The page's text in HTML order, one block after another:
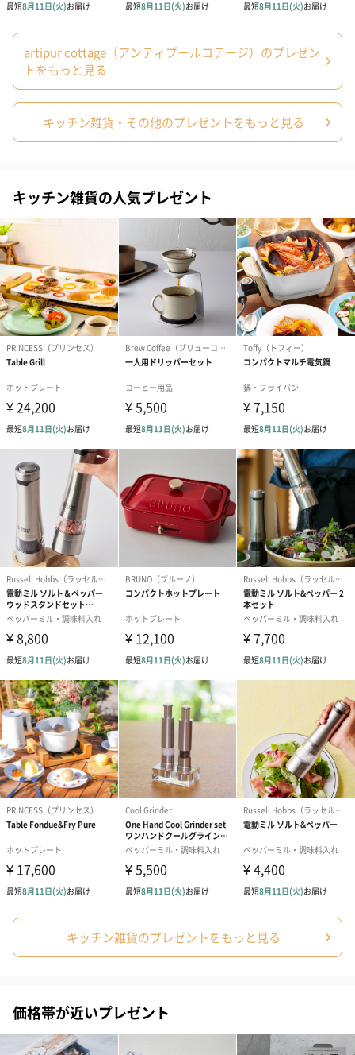
自然のお花で作ったドライフラワー・プリザーブドフラワーを同
一部花材が写真と異なる場合がございます。予めご了承くださ
い。パッケージに入れてお届けします。
プリザーブドフラワー
ブーケ（ピンク）
（2,580円）
プリザーブドフラワー
ブーケ（ブルー）
（2,580円）
アミュレット
ク）（1,500円
ぬいぐるみ
愛らしいぬいぐるみを同梱してお届けします。
誕生日・記念日・出産祝いなどのシーンにおすすめです。
フラワーテディベア
（2,390円）
テディベア（バニラ）
（1,760円）
テディベア（
ル）（1,760円
紅茶・コーヒー・スイーツ
への＋αにおすすめです。
アールグレイ（HAPPY
BIRTHDAY TO YOU）
アールグレイティー
（660円）
フルーツティ
円）
スイーツを同梱してお届けいたします。ギフトへの＋αにおすすめ
artipur cottage（アンティプールコテージ）のプレゼン
トをもっと見る
キッチン雑貨・その他のプレゼントをもっと見る
キッチン雑貨の人気プレゼント
キッチン雑貨のプレゼントをもっと見る
価格帯が近いプレゼント